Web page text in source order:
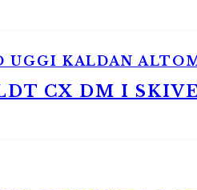
CX DM I